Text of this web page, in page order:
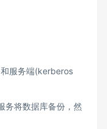
服务端(kerberos
务将数据库备份，然